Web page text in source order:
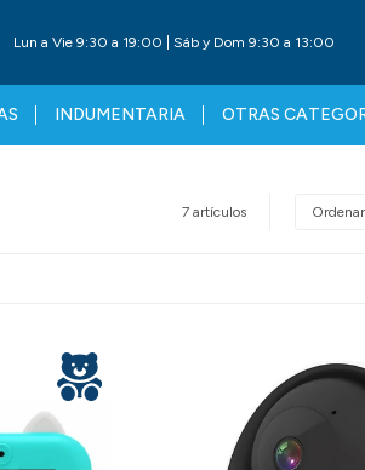
INDUMENTARIA OTRAS
Lun a Vie 9:30 a 19:00 | Sáb y Dom 9:30 a 13:00
7 artículos